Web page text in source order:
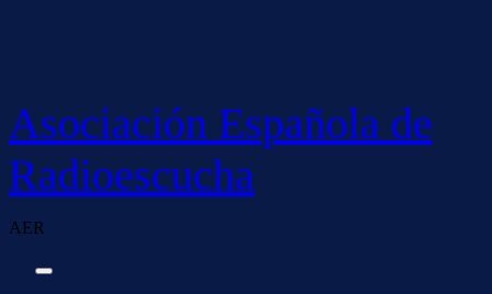
Asociación Española de
Radioescucha
AER